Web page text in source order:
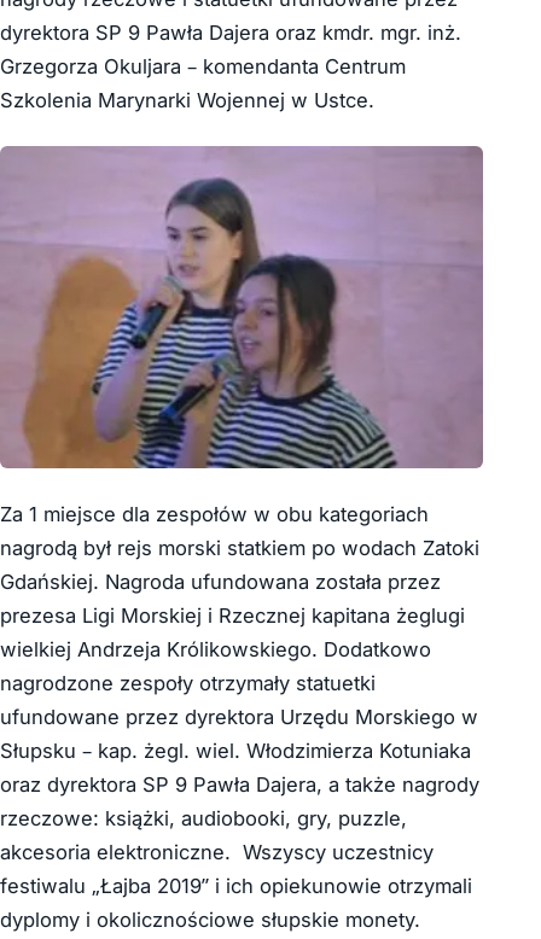
dyrektora SP 9 Pawła Dajera oraz kmdr. mgr. inż.
Grzegorza Okuljara – komendanta Centrum
Szkolenia Marynarki Wojennej w Ustce.
Za 1 miejsce dla zespołów w obu kategoriach
nagrodą był rejs morski statkiem po wodach Zatoki
Gdańskiej. Nagroda ufundowana została przez
prezesa Ligi Morskiej i Rzecznej kapitana żeglugi
wielkiej Andrzeja Królikowskiego. Dodatkowo
nagrodzone zespoły otrzymały statuetki
ufundowane przez dyrektora Urzędu Morskiego w
Słupsku – kap. żegl. wiel. Włodzimierza Kotuniaka
oraz dyrektora SP 9 Pawła Dajera, a także nagrody
rzeczowe: książki, audiobooki, gry, puzzle,
akcesoria elektroniczne. Wszyscy uczestnicy
festiwalu „Łajba 2019” i ich opiekunowie otrzymali
dyplomy i okolicznościowe słupskie monety.